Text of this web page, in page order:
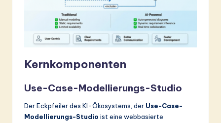
Kernkomponenten
Use-Case-Modellierungs-Studio
Der Eckpfeiler des KI-Ökosystems, der Use-Case-
Modellierungs-Studio ist eine webbasierte